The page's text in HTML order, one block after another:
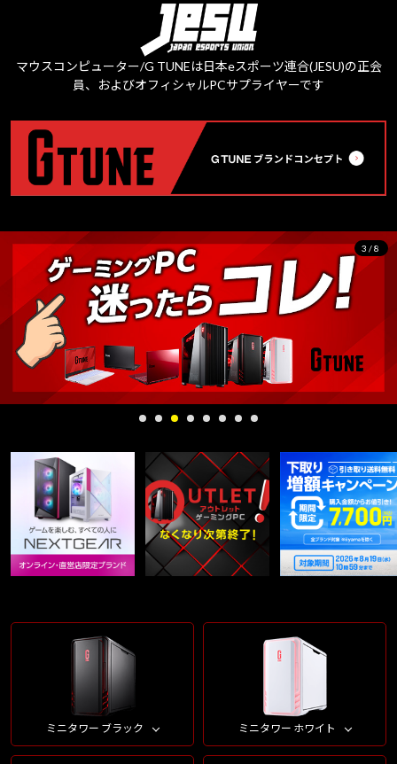
マウスコンピューター/G TUNEは日本eスポーツ連合(JESU)の正会
員、およびオフィシャルPCサプライヤーです
3/8
ミニタワー ブラック ミニタワー ホワイト